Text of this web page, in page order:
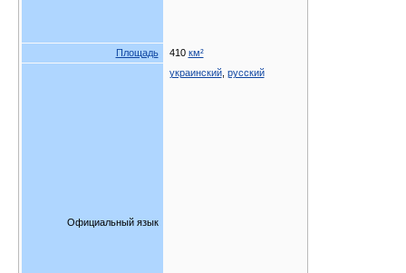
Площадь 410 км²
Официальный язык
украинский, русский